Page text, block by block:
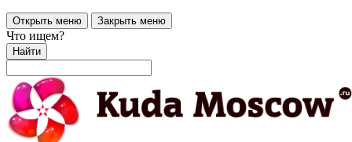
Открыть меню Закрыть меню
Что ищем?
Найти